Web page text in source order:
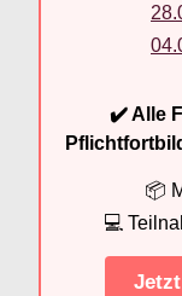
✔️ Alle
📦
💻